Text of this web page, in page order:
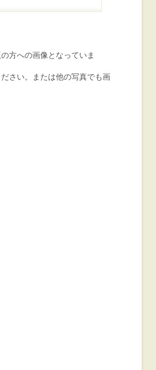
方への画像となっていま
さい。または他の写真でも画